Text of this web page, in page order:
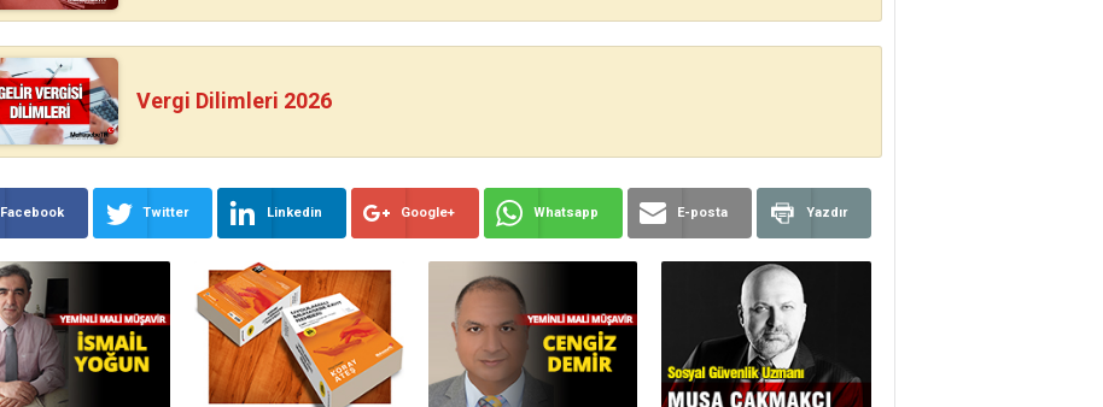
Vergi Dilimleri 2026
Facebook Twitter Linkedin Google+ Whatsapp E-posta Yazdır